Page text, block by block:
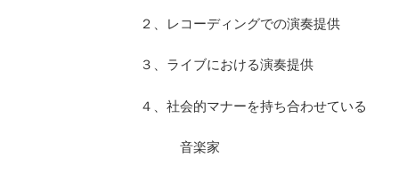
２、レコーディングでの演奏提供
３、ライブにおける演奏提供
４、社会的マナーを持ち合わせている
音楽家